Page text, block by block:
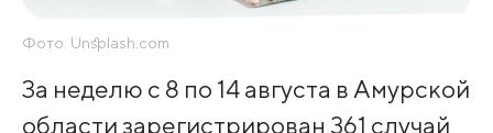
Фото: Unsplash.com
За неделю с 8 по 14 августа в Амурской
области зарегистрирован 361 случай